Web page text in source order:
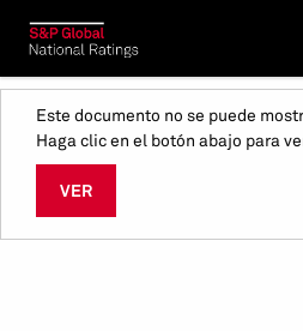
Este documento no se puede
Haga clic en el botón abajo para
VER